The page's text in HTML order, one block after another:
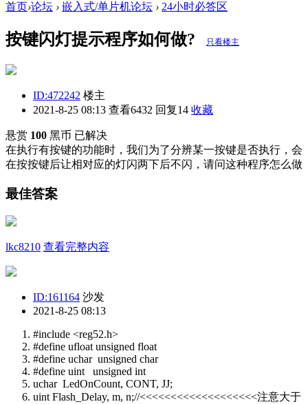
首页›论坛 › 嵌入式/单片机论坛 › 24小时必答区
按键闪灯提示程序如何做? 只看楼主
ID:472242 楼主
2021-8-25 08:13 查看6432 回复14 收藏
悬赏 100 黑币 已解决
在执行有按键的功能时，我们为了分辨某一按键是否执行，会
在按按键后让相对应的灯闪两下后不闪，请问这种程序怎么做
最佳答案
lkc8210 查看完整内容
ID:161164 沙发
2021-8-25 08:13
#include <reg52.h>
#define ufloat unsigned float
#define uchar unsigned char
#define uint unsigned int
uchar LedOnCount, CONT, JJ;
uint Flash_Delay, m, n;//<<<<<<<<<<<<<<<<<<<注意大于